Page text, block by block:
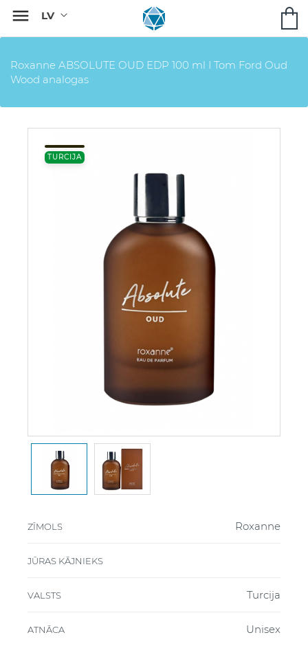

Roxanne ABSOLUTE OUD EDP 100 ml I Tom Ford Oud
Wood analogas
TURCIJA
ZĪMOLS Roxanne
JŪRAS KĀJNIEKS
VALSTS Turcija
ATNĀCA Unisex